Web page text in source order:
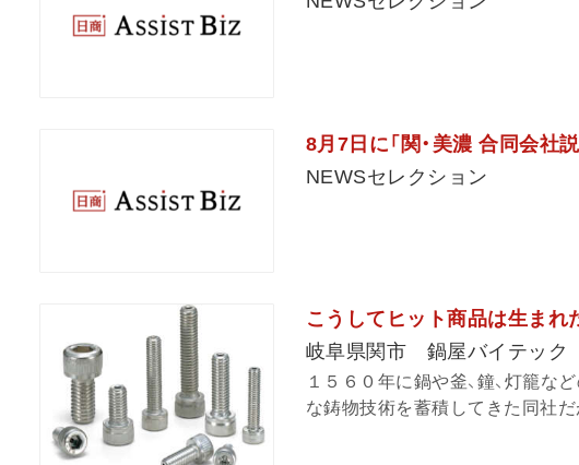
8月7日に「関・美濃 合同会社説
NEWSセレクション
こうしてヒット商品は生まれ
岐阜県関市 鍋屋バイテック
１５６０年に鍋や釜、鐘、灯籠
な鋳物技術を蓄積してきた同社だ